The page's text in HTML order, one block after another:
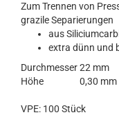
Zum Trennen von
grazile Separierungen
aus
extra dünn und
Durchmesser22 mm
Höhe
0,30 mm
VPE: 100 Stück